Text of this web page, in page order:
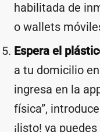
habilitada de
o wallets
Espera el
a tu domicilio
ingresa en la
física”,
¡listo! ya